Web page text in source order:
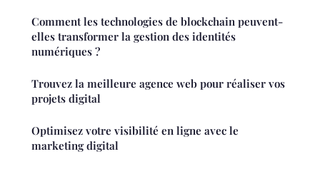
Comment les technologies de blockchain peuvent-
elles transformer la gestion des identités
numériques ?
Trouvez la meilleure agence web pour réaliser vos
projets digital
Optimisez votre visibilité en ligne avec le
marketing digital